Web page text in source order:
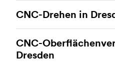
CNC-Drehen in
weitere beliebte Art der
der hochmoderne
CNC-
Dresden